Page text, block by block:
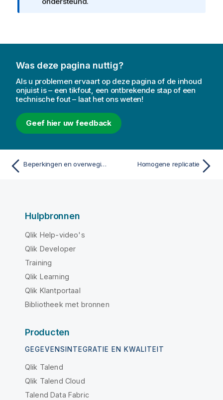
m
t
i
e
Was deze pagina nuttig?
Als u problemen ervaart op deze pagina of de inhoud
onjuist is – een tikfout, een ontbrekende stap of een
technische fout – laat het ons weten!
Geef hier uw feedback
Beperkingen en overwegingen Homogene replicatie
Hulpbronnen
Qlik Help-video's
Qlik Developer
Training
Qlik Learning
Qlik Klantportaal
Bibliotheek met bronnen
Producten
GEGEVENSINTEGRATIE EN KWALITEIT
Qlik Talend
Qlik Talend Cloud
Talend Data Fabric